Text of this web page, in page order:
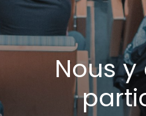
Nous